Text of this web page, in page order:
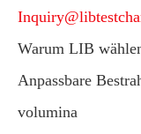
Warum LIB
Anpassbare
volumina